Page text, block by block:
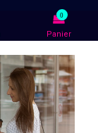
0
Panier